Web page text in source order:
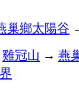
巢鄉太陽谷
雞冠山 → 燕